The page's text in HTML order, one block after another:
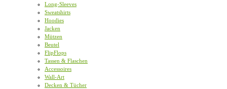
Long-Sleeves
Sweatshirts
Hoodies
Jacken
Mützen
Beutel
FlipFlops
Tassen & Flaschen
Accessoires
Wall-Art
Decken & Tücher